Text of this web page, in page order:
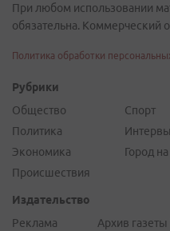
При любом использовании
обязательна. Коммерческий
Политика обработки
Рубрики
Общество
Политика
Экономика
Происшествия
Спорт
Город
Издательство
Реклама
Архив